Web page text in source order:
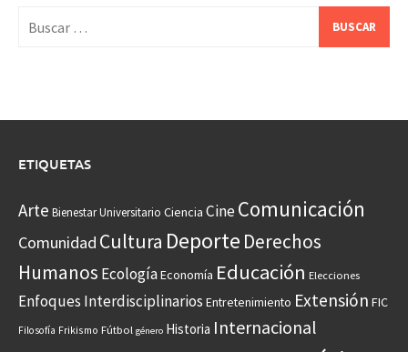
ETIQUETAS
Arte Bienestar Universitario Ciencia CineComunicación
Comunidad Cultura Deporte Derechos
Humanos EcologíaEconomía Educación Elecciones
Enfoques Interdisciplinarios Entretenimiento Extensión FIC
Filosofía Frikismo Fútbol género Historia Internacional